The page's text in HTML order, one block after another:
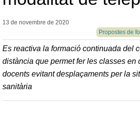
13 de novembre de 2020
Propostes de
Es reactiva la formació continuada del
distància que permet fer les classes en
docents evitant desplaçaments per la
sanitària